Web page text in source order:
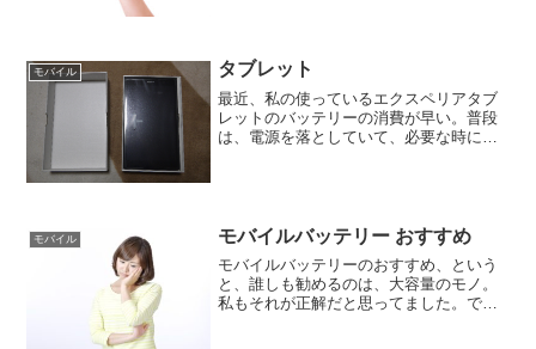
モバイル タブレット
最近、私の使っているエクスペリアタブ
レットのバッテリーの消費が早い。普段
は、電源を落としていて、必要な時に電
モバイル モバイルバッテリー おすすめ
モバイルバッテリーのおすすめ、という
と、誰しも勧めるのは、大容量のモノ。
私もそれが正解だと思ってました。で